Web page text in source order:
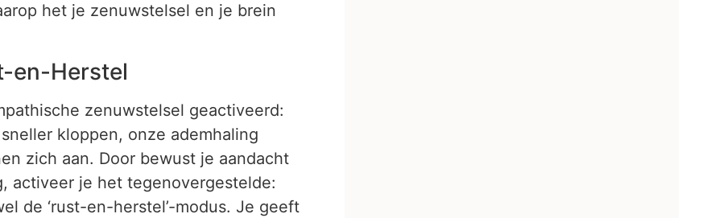
het je zenuwstelsel en je brein
en-Herstel
zenuwstelsel geactiveerd:
kloppen, onze ademhaling
zich aan. Door bewust je aandacht
activeer je het tegenovergestelde:
de ‘rust-en-herstel’-modus. Je geeft